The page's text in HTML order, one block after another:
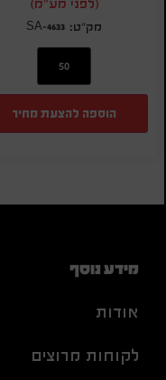
SA-4633
הוספה להצעת מחיר
מידע נוסף
אודות
לקוחות מרוצים